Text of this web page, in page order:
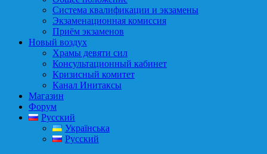
Система квалификации и экзамены
Экзаменационная комиссия
Приём экзаменов
Новый воздух
Храмы девяти сил
Консультационный кабинет
Кризисный комитет
Канал Инитаксы
Магазин
Форум
Русский
Українська
Русский